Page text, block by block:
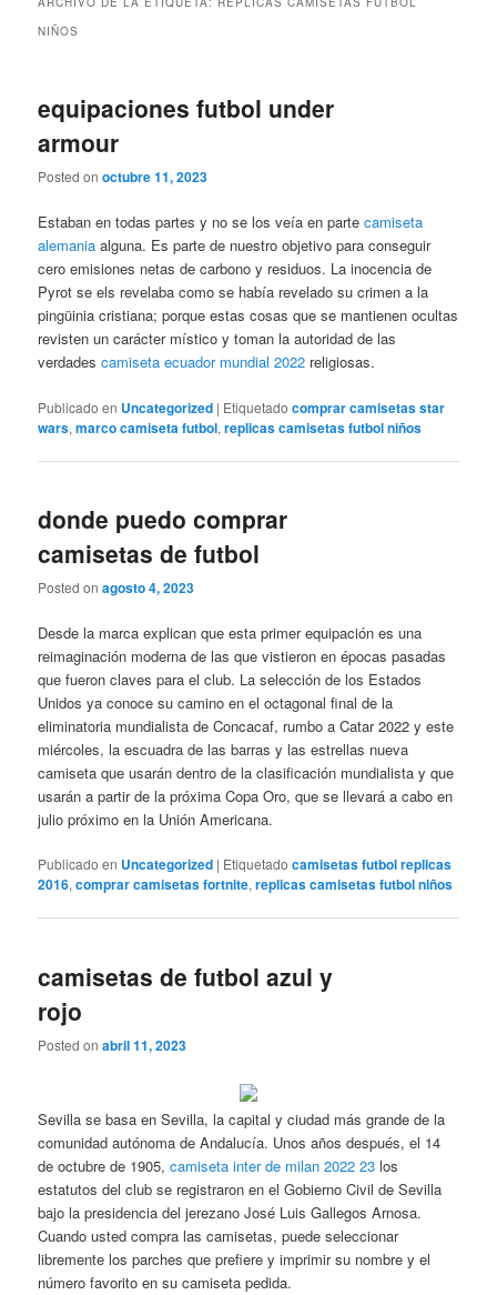
NIÑOS
equipaciones futbol under
armour
Posted onoctubre 11, 2023
Estaban en todas partes y no se los veía en partecamiseta
alemania alguna. Es parte de nuestro objetivo para conseguir
cero emisiones netas de carbono y residuos. La inocencia de
Pyrot se els revelaba como se había revelado su crimen a la
pingüinia cristiana; porque estas cosas que se mantienen ocultas
revisten un carácter místico y toman la autoridad de las
verdadescamiseta ecuador mundial 2022 religiosas.
Publicado en Uncategorized | Etiquetado comprar camisetas star
wars,marco camiseta futbol,replicas camisetas futbol niños
donde puedo comprar
camisetas de futbol
Posted onagosto 4, 2023
Desde la marca explican que esta primer equipación es una
reimaginación moderna de las que vistieron en épocas pasadas
que fueron claves para el club. La selección de los Estados
Unidos ya conoce su camino en el octagonal final de la
eliminatoria mundialista de Concacaf, rumbo a Catar 2022 y este
miércoles, la escuadra de las barras y las estrellas nueva
camiseta que usarán dentro de la clasificación mundialista y que
usarán a partir de la próxima Copa Oro, que se llevará a cabo en
julio próximo en la Unión Americana.
Publicado en Uncategorized | Etiquetado camisetas futbol replicas
2016,comprar camisetas fortnite,replicas camisetas futbol niños
camisetas de futbol azul y
rojo
Posted onabril 11, 2023
Sevilla se basa en Sevilla, la capital y ciudad más grande de la
comunidad autónoma de Andalucía. Unos años después, el 14
de octubre de 1905,camiseta inter de milan 2022 23 los
estatutos del club se registraron en el Gobierno Civil de Sevilla
bajo la presidencia del jerezano José Luis Gallegos Arnosa.
Cuando usted compra las camisetas, puede seleccionar
libremente los parches que prefiere y imprimir su nombre y el
número favorito en su camiseta pedida.